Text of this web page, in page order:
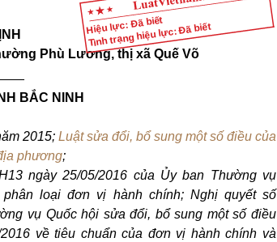
Hiệu lực: Đã biết
Tình trạng hiệu lực: Đã biết
Phù Lương, thị xã Quế Võ
BẮC NINH
2015; Luật sửa đổi, bổ sung một số điều của
phương;
ngày 25/05/2016 của Ủy ban Thường vụ
loại đơn vị hành chính; Nghị quyết số
vụ Quốc hội sửa đổi, bổ sung một số điều
về tiêu chuẩn của đơn vị hành chính và